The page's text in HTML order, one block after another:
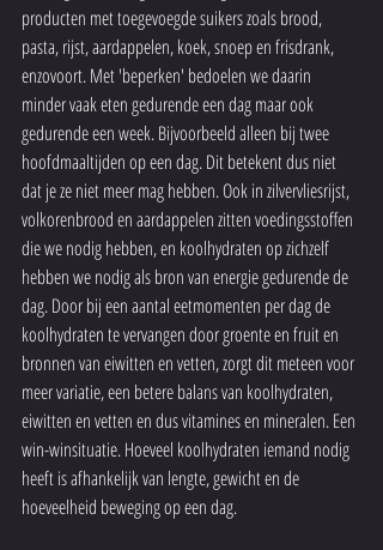
producten met toegevoegde suikers zoals brood,
pasta, rijst, aardappelen, koek, snoep en frisdrank,
enzovoort. Met 'beperken' bedoelen we daarin
minder vaak eten gedurende een dag maar ook
gedurende een week. Bijvoorbeeld alleen bij twee
hoofdmaaltijden op een dag. Dit betekent dus niet
dat je ze niet meer mag hebben. Ook in zilvervliesrijst,
volkorenbrood en aardappelen zitten voedingsstoffen
die we nodig hebben, en koolhydraten op zichzelf
hebben we nodig als bron van energie gedurende de
dag. Door bij een aantal eetmomenten per dag de
koolhydraten te vervangen door groente en fruit en
bronnen van eiwitten en vetten, zorgt dit meteen voor
meer variatie, een betere balans van koolhydraten,
eiwitten en vetten en dus vitamines en mineralen. Een
win-winsituatie. Hoeveel koolhydraten iemand nodig
heeft is afhankelijk van lengte, gewicht en de
hoeveelheid beweging op een dag.